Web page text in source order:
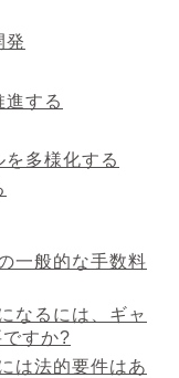
発
する
多様化する
一般的な手数料
なるには、ギャ
すか?
は法的要件はあ